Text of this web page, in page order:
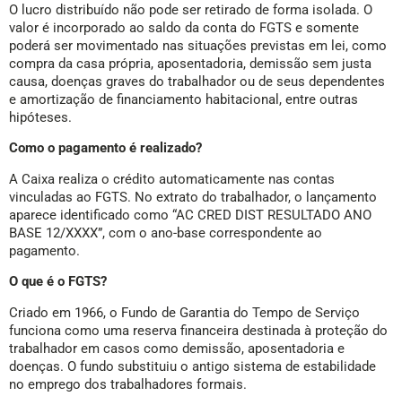
O lucro distribuído não pode ser retirado de forma isolada. O
valor é incorporado ao saldo da conta do FGTS e somente
poderá ser movimentado nas situações previstas em lei, como
compra da casa própria, aposentadoria, demissão sem justa
causa, doenças graves do trabalhador ou de seus dependentes
e amortização de financiamento habitacional, entre outras
hipóteses.
Como o pagamento é realizado?
A Caixa realiza o crédito automaticamente nas contas
vinculadas ao FGTS. No extrato do trabalhador, o lançamento
aparece identificado como “AC CRED DIST RESULTADO ANO
BASE 12/XXXX”, com o ano-base correspondente ao
pagamento.
O que é o FGTS?
Criado em 1966, o Fundo de Garantia do Tempo de Serviço
funciona como uma reserva financeira destinada à proteção do
trabalhador em casos como demissão, aposentadoria e
doenças. O fundo substituiu o antigo sistema de estabilidade
no emprego dos trabalhadores formais.